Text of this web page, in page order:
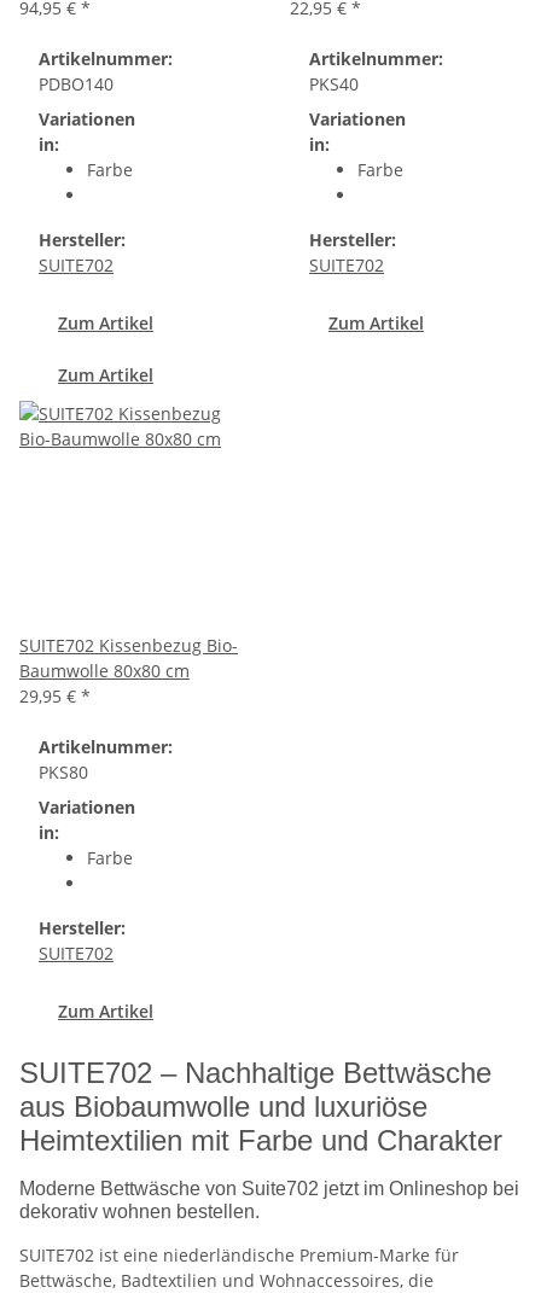
94,95 € *
Artikelnummer:
PDBO140
Variationen
in:
Farbe
Hersteller:
SUITE702
Zum Artikel
22,95 € *
Artikelnummer:
PKS40
Variationen
in:
Farbe
Hersteller:
SUITE702
Zum Artikel
Zum Artikel
SUITE702 Kissenbezug Bio-
Baumwolle 80x80 cm
29,95 € *
Artikelnummer:
PKS80
Variationen
in:
Farbe
Hersteller:
SUITE702
Zum Artikel
SUITE702 – Nachhaltige Bettwäsche
aus Biobaumwolle und luxuriöse
Heimtextilien mit Farbe und Charakter
Moderne Bettwäsche von Suite702 jetzt im Onlineshop bei
dekorativ wohnen bestellen.
SUITE702 ist eine niederländische Premium-Marke für
Bettwäsche, Badtextilien und Wohnaccessoires, die